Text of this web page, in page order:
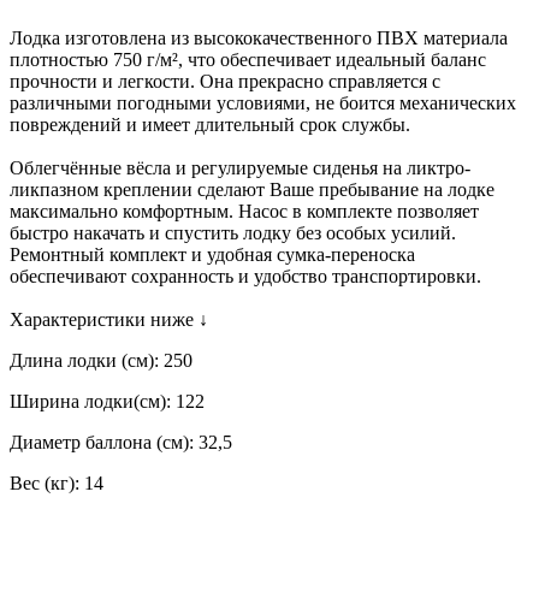
Лодка изготовлена из высококачественного ПВХ материала
плотностью 750 г/м², что обеспечивает идеальный баланс
прочности и легкости. Она прекрасно справляется с
различными погодными условиями, не боится механических
повреждений и имеет длительный срок службы.
Облегчённые вёсла и регулируемые сиденья на ликтро-
ликпазном креплении сделают Ваше пребывание на лодке
максимально комфортным. Насос в комплекте позволяет
быстро накачать и спустить лодку без особых усилий.
Ремонтный комплект и удобная сумка-переноска
обеспечивают сохранность и удобство транспортировки.
Характеристики ниже ↓
Длина лодки (см): 250
Ширина лодки(см): 122
Диаметр баллона (см): 32,5
Вес (кг): 14